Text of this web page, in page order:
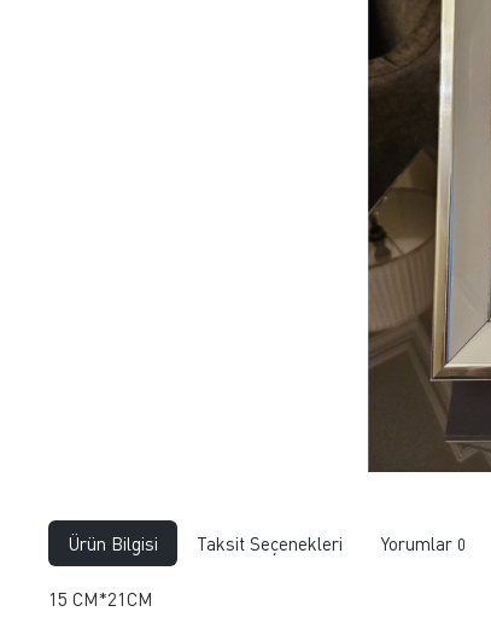
Ürün Bilgisi Taksit Seçenekleri Yorumlar 0
15 CM*21CM